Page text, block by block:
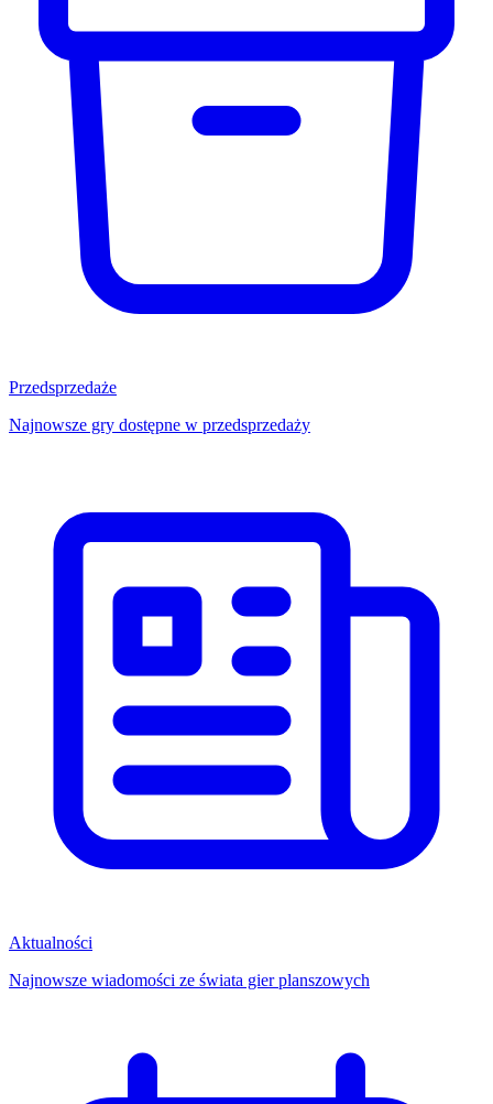
Przedsprzedaże
Najnowsze gry dostępne w przedsprzedaży
Aktualności
Najnowsze wiadomości ze świata gier planszowych